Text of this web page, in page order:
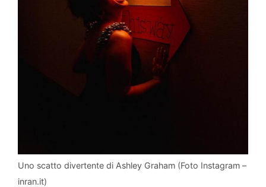
Uno scatto divertente di Ashley Graham (Foto Instagram –
inran.it)